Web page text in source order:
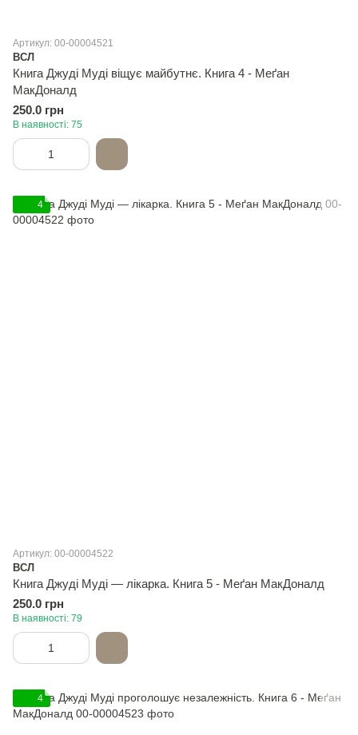
Артикул: 00-00004521
ВСЛ
Книга Джуді Муді віщує майбутнє. Книга 4 - Меґан
МакДоналд
250.0 грн
В наявності: 75
4
Артикул: 00-00004522
ВСЛ
Книга Джуді Муді — лікарка. Книга 5 - Меґан МакДоналд
250.0 грн
В наявності: 79
4